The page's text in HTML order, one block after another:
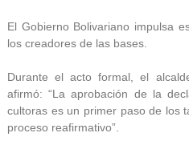
El Gobierno Bolivariano impulsa
los creadores de las bases.
Durante el acto formal, el
afirmó: “La aprobación de la
cultoras es un primer paso de los
proceso reafirmativo”.